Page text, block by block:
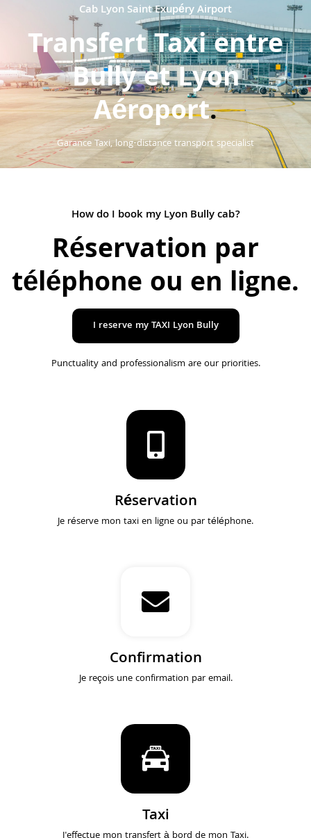
Cab Lyon Saint Exupéry Airport
Transfert Taxi entre
Bully et Lyon
Aéroport.
Garance Taxi, long-distance transport specialist
How do I book my Lyon Bully cab?
Réservation par
téléphone ou en ligne.
I reserve my TAXI Lyon Bully
Punctuality and professionalism are our priorities.
Réservation
Je réserve mon taxi en ligne ou par téléphone.
Confirmation
Je reçois une confirmation par email.
Taxi